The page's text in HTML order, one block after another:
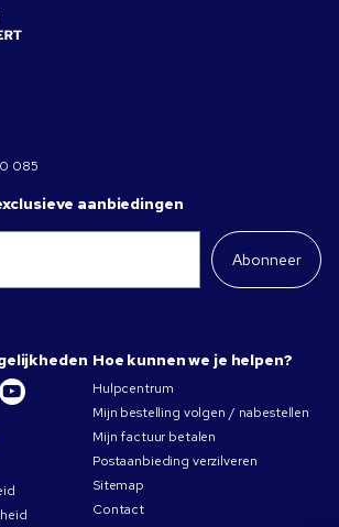
085
aanbiedingen
Abonneer
Hoe kunnen we je helpen?
Hulpcentrum
Mijn bestelling volgen / nabestellen
Mijn factuur betalen
Postaanbieding verzilveren
Sitemap
Contact